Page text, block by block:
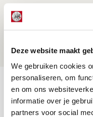
Deze website maakt
We gebruiken cookies
personaliseren, om
en om ons
informatie over je
partners voor social
Ter Stegen
leidersrol bij Ajax
NIEUWS
Míchels elf: zie
aanwinsten in
Shelbourne?